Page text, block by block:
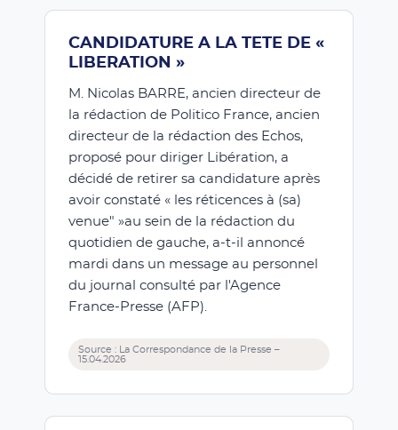
CANDIDATURE A LA TETE DE «
LIBERATION »
M. Nicolas BARRE, ancien directeur de
la rédaction de Politico France, ancien
directeur de la rédaction des Echos,
proposé pour diriger Libération, a
décidé de retirer sa candidature après
avoir constaté « les réticences à (sa)
venue" »au sein de la rédaction du
quotidien de gauche, a-t-il annoncé
mardi dans un message au personnel
du journal consulté par l'Agence
France-Presse (AFP).
Source : La Correspondance de la Presse –
15.04.2026